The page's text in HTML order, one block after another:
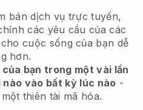
bán dịch vụ trực tuyến,
các yêu cầu của các
cuộc sống của bạn dễ
hơn.
bạn trong một vài lần
vào bất kỳ lúc nào -
thiên tài mã hóa.